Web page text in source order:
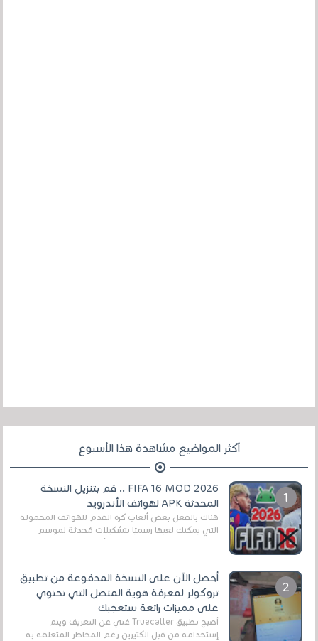
أكثر المواضيع مشاهدة هذا الأسبوع
FIFA 16 MOD 2026 .. قم بتنزيل النسخة
المحدثة APK لهواتف الأندرويد
هناك بالفعل بعض ألعاب كرة القدم للهواتف المحمولة
التي يمكنك لعبها رسميًا بتشكيلات مُحدثة لموسم
أحصل الآن على النسخة المدفوعة من تطبيق
تروكولر لمعرفة هوية المتصل التي تحتوي
على مميزات رائعة ستعجبك
أصبح تطبيق Truecaller غني عن التعريف ويتم
إستخدامه من قبل الكثيرين رغم المخاطر المتعلقه به